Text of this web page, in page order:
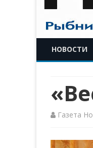
НОВОСТИ
Газета